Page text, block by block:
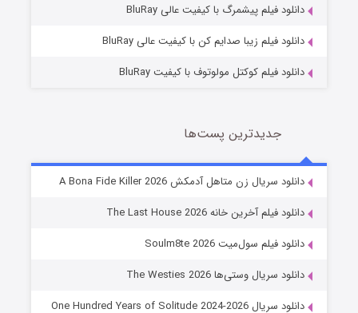
شوگر فصل ۲
دانلود فیلم پیشمرگ با کیفیت عالی BluRay
دانلود فیلم زیبا صدایم کن با کیفیت عالی BluRay
دانلود فیلم کوکتل مولوتوف با کیفیت BluRay
جدیدترین پست‌ها
دانلود سریال زن متاهل آدمکش A Bona Fide Killer 2026
دانلود فیلم آخرین خانه The Last House 2026
دانلود فیلم سول‌میت Soulm8te 2026
دانلود سریال وستی‌ها The Westies 2026
دانلود سریال One Hundred Years of Solitude 2024-2026